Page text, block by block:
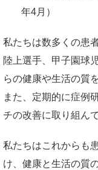
年4月）
私たちは数多くの患
陸上選手、甲子園球
らの健康や生活の質
また、定期的に症例
チの改善に取り組ん
私たちはこれからも
け、健康と生活の質